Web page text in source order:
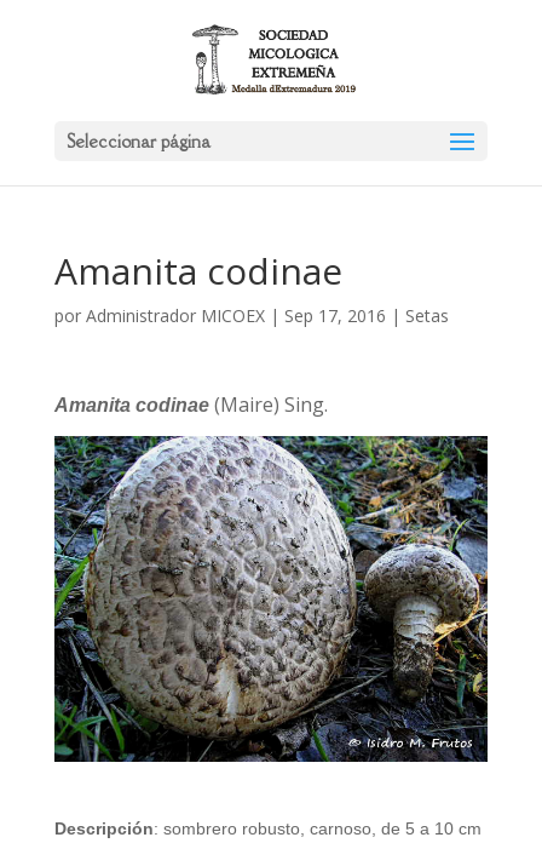
Seleccionar página
Amanita codinae
por Administrador MICOEX| Sep 17, 2016 | Setas
Amanita codinae (Maire) Sing.
Descripción: sombrero robusto, carnoso, de 5 a 10 cm